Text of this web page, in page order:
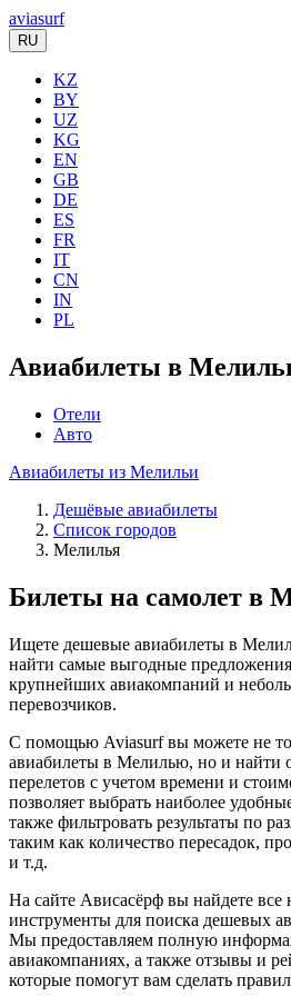
aviasurf
RU
KZ
BY
UZ
KG
EN
GB
DE
ES
FR
IT
CN
IN
PL
Авиабилеты в
Отели
Авто
Авиабилеты из Мелильи
Дешёвые авиабилеты
Список городов
Мелилья
Билеты на самолет в
Ищете дешевые авиабилеты в
найти самые выгодные
крупнейших авиакомпаний и
перевозчиков.
С помощью Aviasurf вы можете не
авиабилеты в Мелилью, но и найти
перелетов с учетом времени и
позволяет выбрать наиболее
также фильтровать результаты по
таким как количество пересадок,
и т.д.
На сайте Ависасёрф вы найдете все
инструменты для поиска дешевых
Мы предоставляем полную
авиакомпаниях, а также отзывы и
которые помогут вам сделать